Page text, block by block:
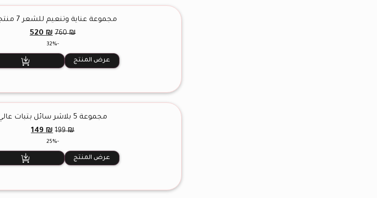
مجموعة عناية وتنعيم للشعر 7 منتجات
760₪
السعر
الأصلي
520₪
520 ₪.
-32%
عرض المنتج
مجموعة 5 بلاشر سائل بثبات عالي
199₪
السعر
الأصلي
149₪
السعر
149 ₪.
-25%
عرض المنتج